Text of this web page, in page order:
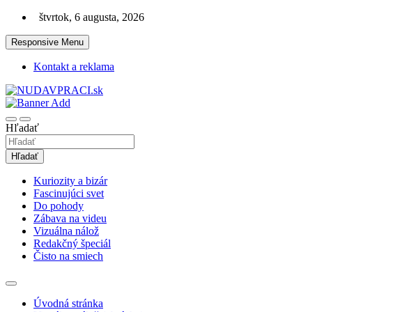
Skip
content
štvrtok, 6 augusta, 2026
Responsive Menu
Kontakt a reklama
nudaVpráci.sk
Hľadať
Hľadať
Kuriozity a bizár
Fascinujúci svet
Do pohody
Zábava na videu
Vizuálna nálož
Redakčný špeciál
Čisto na smiech
Úvodná stránka